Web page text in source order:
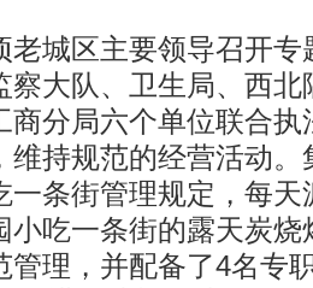
城区主要领导召开专
察大队、卫生局、西北
商分局六个单位联合执
维持规范的经营活动
一条街管理规定，每天
小吃一条街的露天炭
管理，并配备了4名专